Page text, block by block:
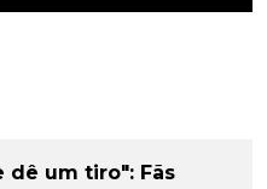
dê um tiro": Fãs